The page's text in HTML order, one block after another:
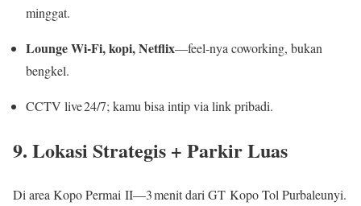
minggat.
Lounge Wi‑Fi, kopi, Netflix—feel‑nya coworking, bukan
bengkel.
CCTV live 24/7; kamu bisa intip via link pribadi.
9. Lokasi Strategis + Parkir Luas
Di area Kopo Permai II—3 menit dari GT Kopo Tol Purbaleunyi.